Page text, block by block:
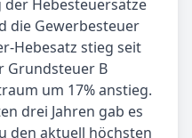
Hebesteuersätze
die Gewerbesteuer
Hebesatz stieg seit
Grundsteuer B
um 17% anstieg.
drei Jahren gab es
den aktuell höchsten